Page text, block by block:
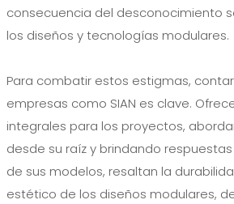
consecuencia del desconocimiento
los diseños y tecnologías modulares.
Para combatir estos estigmas,
empresas como SIAN es clave.
integrales para los proyectos,
desde su raíz y brindando
de sus modelos, resaltan la
estético de los diseños modulares,